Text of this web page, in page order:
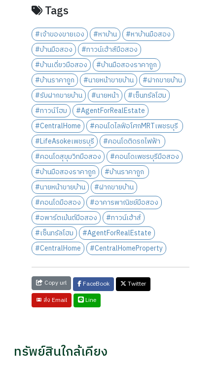
Tags
#เจ้าของขายเอง #หาบ้าน
#หาบ้านมือสอง
#บ้านมือสอง
#ทาวน์เฮ้าส์มือสอง
#บ้านเดี่ยวมือสอง
#บ้านมือสองราคาถูก
#บ้านราคาถูก
#นายหน้าขายบ้าน
#ฝากขายบ้าน
#รับฝากขายบ้าน
#นายหน้า
#เซ็นทรัลโฮม
#ทาวน์โฮม
#AgentForRealEstate
#CentralHome
#คอนโดไลฟ์อโศกMRTเพชรบุรี
#LifeAsokeเพชรบุรี
#คอนโดติดรถไฟฟ้า
#คอนโดสุขุมวิทมือสอง
#คอนโดเพชรบุรีมือสอง
#บ้านมือสองราคาถูก
#บ้านราคาถูก
#นายหน้าขายบ้าน
#ฝากขายบ้าน
#คอนโดมือสอง
#อาคารพาณิชย์มือสอง
#อพาร์ตเม้นต์มือสอง
#ทาวน์เฮ้าส์
#เซ็นทรัลโฮม
#AgentForRealEstate
#CentralHome
#CentralHomeProperty
Copy url FaceBook
Twitter
ส่ง Email
Line
ทรัพย์สินใกล้เคียง